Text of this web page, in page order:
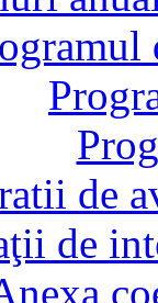
de
de